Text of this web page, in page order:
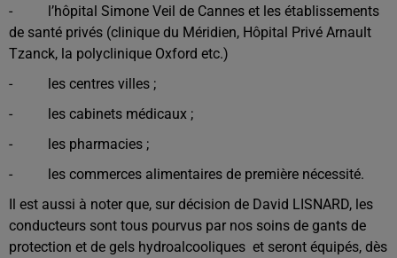
- l’hôpital Simone Veil de Cannes et les établissements
de santé privés (clinique du Méridien, Hôpital Privé Arnault
Tzanck, la polyclinique Oxford etc.)
- les centres villes ;
- les cabinets médicaux ;
- les pharmacies ;
- les commerces alimentaires de première nécessité.
Il est aussi à noter que, sur décision de David LISNARD, les
conducteurs sont tous pourvus par nos soins de gants de
protection et de gels hydroalcooliques et seront équipés, dès